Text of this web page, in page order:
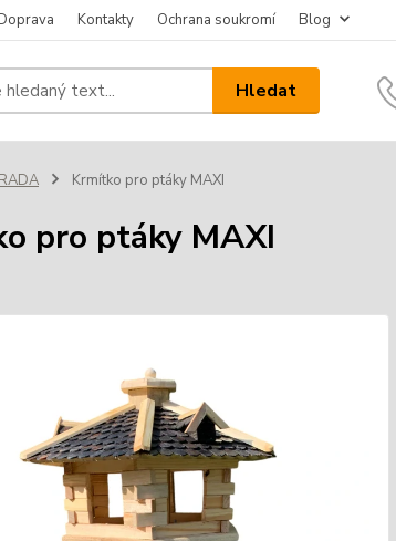
Kontakty Ochrana soukromí Blog
Hledat
Krmítko pro ptáky MAXI
pro ptáky MAXI